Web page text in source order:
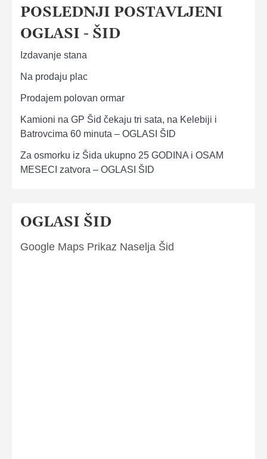
POSLEDNJI POSTAVLJENI
OGLASI - ŠID
Izdavanje stana
Na prodaju plac
Prodajem polovan ormar
Kamioni na GP Šid čekaju tri sata, na Kelebiji i
Batrovcima 60 minuta – OGLASI ŠID
Za osmorku iz Šida ukupno 25 GODINA i OSAM
MESECI zatvora – OGLASI ŠID
OGLASI ŠID
Google Maps Prikaz Naselja Šid